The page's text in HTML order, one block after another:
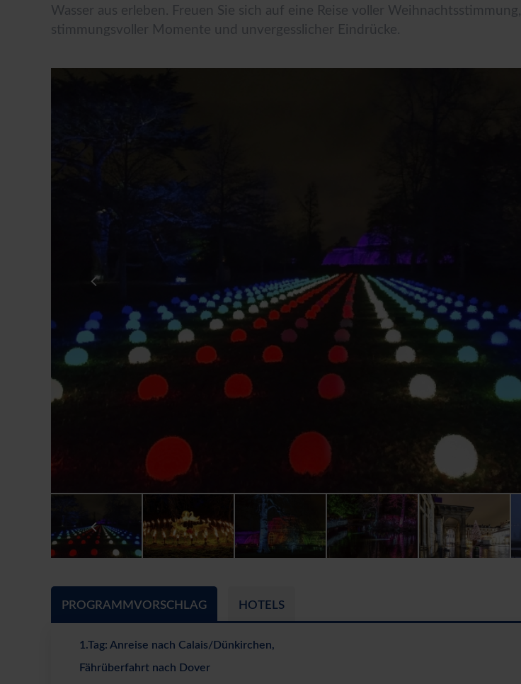
Wasser aus erleben. Freuen Sie sich auf eine Reise voller Weihnachtsstimmung,
stimmungsvoller Momente und unvergesslicher Eindrücke.
PROGRAMMVORSCHLAG HOTELS
1.Tag: Anreise nach Calais/Dünkirchen,
Fährüberfahrt nach Dover